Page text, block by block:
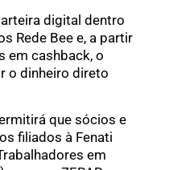
digital dentro
Rede Bee e, a partir
em cashback, o
o dinheiro direto
que sócios e
filiados à Fenati
em